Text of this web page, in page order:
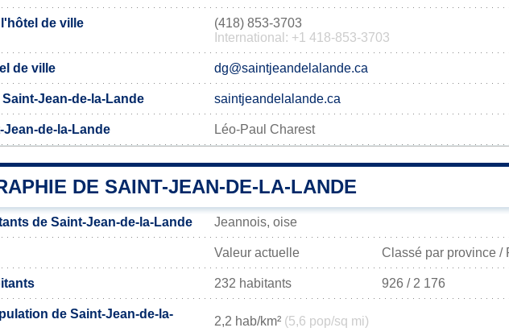
de ville
(418) 853-3703
International: +1 418-853-3703
de ville dg@saintjeandelalande.ca
Jean-de-la-Lande saintjeandelalande.ca
Jean-de-la-Lande Léo-Paul Charest
DE SAINT-JEAN-DE-LA-LANDE
de Saint-Jean-de-la-Lande Jeannois, oise
Valeur actuelle Classé par province /
232 habitants 926 / 2 176
de Saint-Jean-de-la-
2,2 hab/km² (5,6 pop/sq mi)